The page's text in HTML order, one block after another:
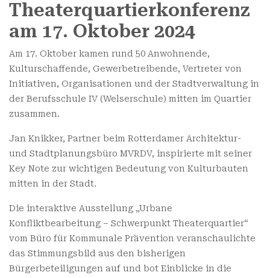
Theaterquartierkonferenz
am 17. Oktober 2024
Am 17. Oktober kamen rund 50 Anwohnende,
Kulturschaffende, Gewerbetreibende, Vertreter von
Initiativen, Organisationen und der Stadtverwaltung in
der Berufsschule IV (Welserschule) mitten im Quartier
zusammen.
Jan Knikker, Partner beim Rotterdamer Architektur-
und Stadtplanungsbüro MVRDV, inspirierte mit seiner
Key Note zur wichtigen Bedeutung von Kulturbauten
mitten in der Stadt.
Die interaktive Ausstellung „Urbane
Konfliktbearbeitung – Schwerpunkt Theaterquartier“
vom Büro für Kommunale Prävention veranschaulichte
das Stimmungsbild aus den bisherigen
Bürgerbeteiligungen auf und bot Einblicke in die